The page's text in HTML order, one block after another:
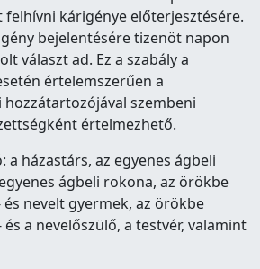
kárigénye előterjesztésére.
bejelentésére tizenöt napon
választ ad. Ez a szabály a
értelemszerűen a
szembeni
értelmezhető.
a házastárs, az egyenes ágbeli
ágbeli rokona, az örökbe
nevelt gyermek, az örökbe
a nevelőszülő, a testvér, valamint